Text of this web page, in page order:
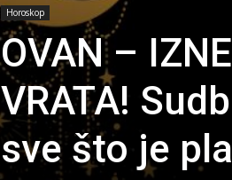
Horoskop
OVAN –
VRATA!
sve što je